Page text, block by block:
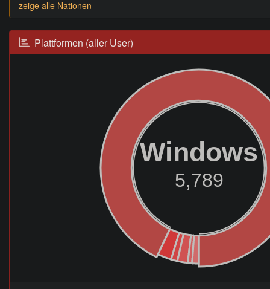
zeige alle Nationen
Plattformen (aller User)
Windows
5,789